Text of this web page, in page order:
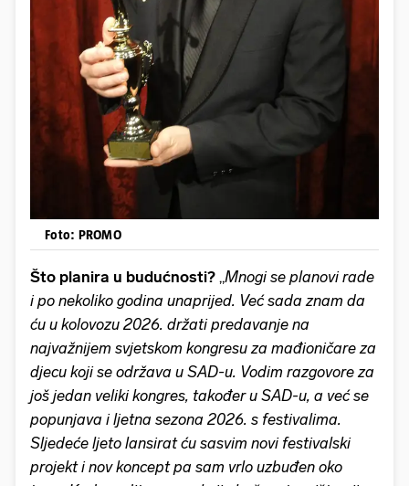
Foto: PROMO
Što planira u budućnosti? „Mnogi se planovi rade
i po nekoliko godina unaprijed. Već sada znam da
ću u kolovozu 2026. držati predavanje na
najvažnijem svjetskom kongresu za mađioničare za
djecu koji se održava u SAD-u. Vodim razgovore za
još jedan veliki kongres, također u SAD-u, a već se
popunjava i ljetna sezona 2026. s festivalima.
Sljedeće ljeto lansirat ću sasvim novi festivalski
projekt i nov koncept pa sam vrlo uzbuđen oko